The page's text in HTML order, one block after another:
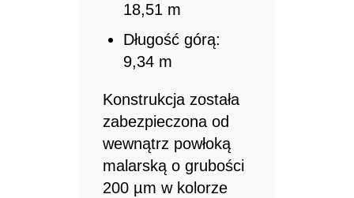
18,51 m
Długość górą:
9,34 m
Konstrukcja została
zabezpieczona od
wewnątrz powłoką
malarską o grubości
200 µm w kolorze